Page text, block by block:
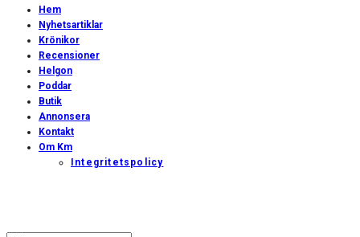
Hem
Nyhetsartiklar
Krönikor
Recensioner
Helgon
Poddar
Butik
Annonsera
Kontakt
Om Km
Integritetspolicy